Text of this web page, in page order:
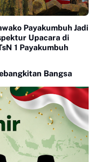
Payakumbuh Jadi
Upacara di
1 Payakumbuh
Bangsa